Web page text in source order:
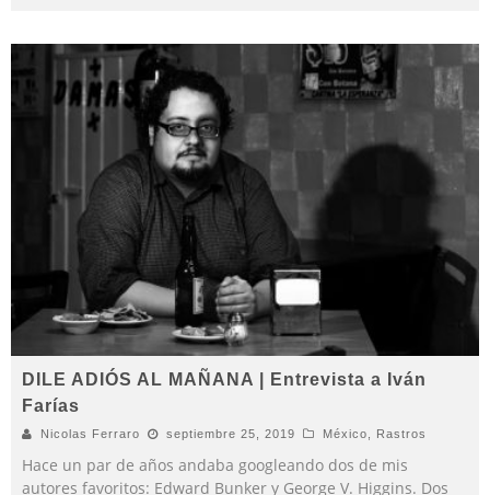
DILE ADIÓS AL MAÑANA | Entrevista a Iván
Farías
Nicolas Ferraro septiembre 25, 2019 México Rastros
Hace un par de años andaba googleando dos de mis
autores favoritos: Edward Bunker y George V. Higgins. Dos